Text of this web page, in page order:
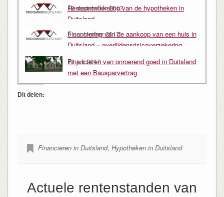
Renteontwikkeling van de hypotheken in
Duitsland
10 september 2017
Financiering van de aankoop van een huis in
Duitsland – overlijdensrisicoverzekering
koppelen aan je hypotheek
9 september 2017
Financieren van onroerend goed in Duitsland
met een Bausparvertrag
28 juli 2017
Dit delen:
Financieren in Duitsland, Hypotheken in Duitsland
Actuele rentenstanden van